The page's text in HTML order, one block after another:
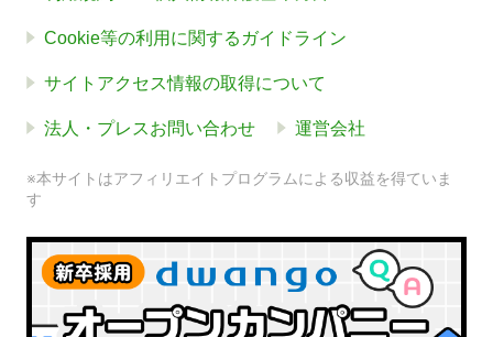
Cookie等の利用に関するガイドライン
サイトアクセス情報の取得について
法人・プレスお問い合わせ 運営会社
※本サイトはアフィリエイトプログラムによる収益を得ていま
す